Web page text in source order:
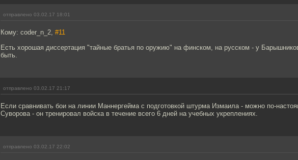
отправлено 03.02.17 18:01
Кому: coder_n_2, #11
Есть хорошая диссертация "тайные братья по оружию" на финском, на русском - у
быть.
отправлено 03.02.17 21:17
Если сравнивать бои на линии Маннергейма с подготовкой штурма Измаила - можно по-
Суворова - он тренировал войска в течение всего 6 дней на учебных укреплениях.
отправлено 03.02.17 22:02